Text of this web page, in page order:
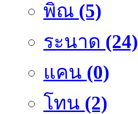
พิณ (5)
ระนาด (24)
แคน (0)
โทน (2)